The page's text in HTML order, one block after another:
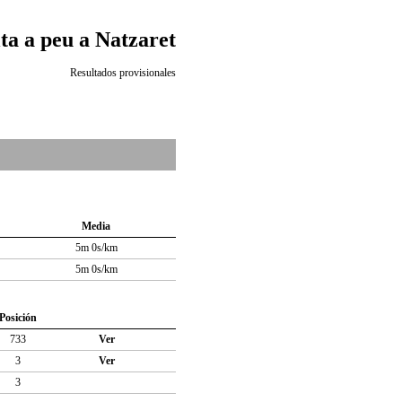
a peu a Natzaret
Resultados provisionales
Media
5m 0s/km
5m 0s/km
Posición
733
Ver
3
Ver
3